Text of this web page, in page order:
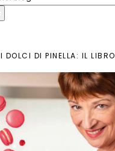
I DOLCI DI PINELLA: IL LIBRO